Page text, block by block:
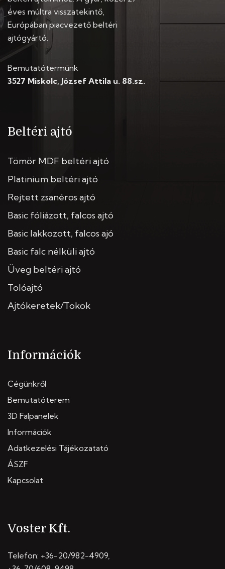
éves múltra visszatekintő,
Európában piacvezető beltéri
ajtógyártó.
Bemutatótermünk
3527 Miskolc, József Attila u. 88.sz.
Beltéri ajtó
Tömör MDF beltéri ajtó
Platinium beltéri ajtó
Rejtett zsanéros ajtó
Basic fóliázott, falcos ajtó
Basic lakkozott, falcos ajó
Basic falc nélküli ajtó
Üveg beltéri ajtó
Tolóajtó
Ajtókeretek/Tokok
Információk
Cégünkről
Bemutatóterem
3D Falpanelek
Információk
Adatkezelési Tájékozatató
ÁSZF
Kapcsolat
Voster Kft.
Telefon: +36-20/982-4909,